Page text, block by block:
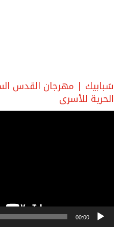
شبابيك | مهرجان القدس
الحرية للأسرى
00:00